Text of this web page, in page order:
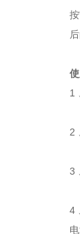
1
2
3
4